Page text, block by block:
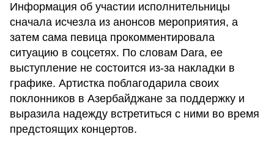
Информация об участии исполнительницы
сначала исчезла из анонсов мероприятия, а
затем сама певица прокомментировала
ситуацию в соцсетях. По словам Dara, ее
выступление не состоится из-за накладки в
графике. Артистка поблагодарила своих
поклонников в Азербайджане за поддержку и
выразила надежду встретиться с ними во время
предстоящих концертов.